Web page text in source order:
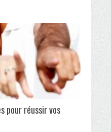
pour réussir vos